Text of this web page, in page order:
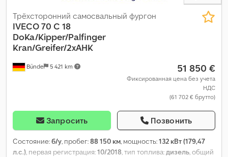
Bünde 5 421 km
Трёхсторонний самосвальный фургон
IVECO70 C 18
DoKa/Kipper/Palfinger
Kran/Greifer/2xAHK
51 850 €
Фиксированная цена без учета
НДС
(61 702 € брутто)
Запросить Позвонить
Состояние:б/у, пробег:88 150 км, мощность:132 кВт (179,47
л.с.), первая регистрация:10/2018, тип топлива:дизель, общий